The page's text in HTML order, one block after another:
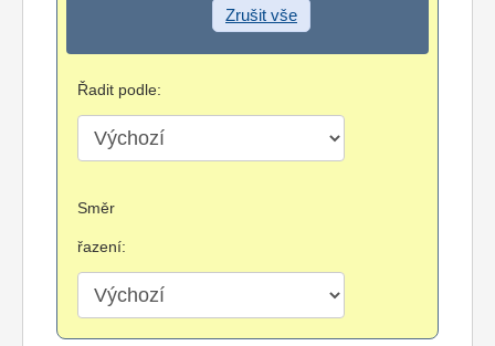
Zrušit vše
Řadit podle:
Směr
řazení: